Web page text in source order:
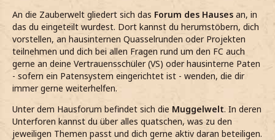
An die Zauberwelt gliedert sich das Forum des Hauses an, in
das du eingeteilt wurdest. Dort kannst du herumstöbern, dich
vorstellen, an hausinternen Quasselrunden oder Projekten
teilnehmen und dich bei allen Fragen rund um den FC auch
gerne an deine Vertrauensschüler (VS) oder hausinterne Paten
- sofern ein Patensystem eingerichtet ist - wenden, die dir
immer gerne weiterhelfen.
Unter dem Hausforum befindet sich die Muggelwelt. In deren
Unterforen kannst du über alles quatschen, was zu den
jeweiligen Themen passt und dich gerne aktiv daran beteiligen.